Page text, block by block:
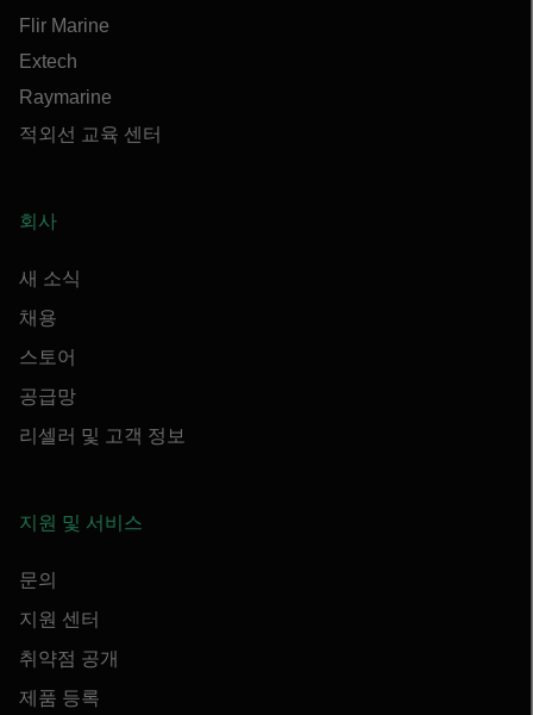
Flir Marine
Extech
Raymarine
적외선 교육 센터
회사
새 소식
채용
스토어
공급망
리셀러 및 고객 정보
지원 및 서비스
문의
지원 센터
취약점 공개
제품 등록